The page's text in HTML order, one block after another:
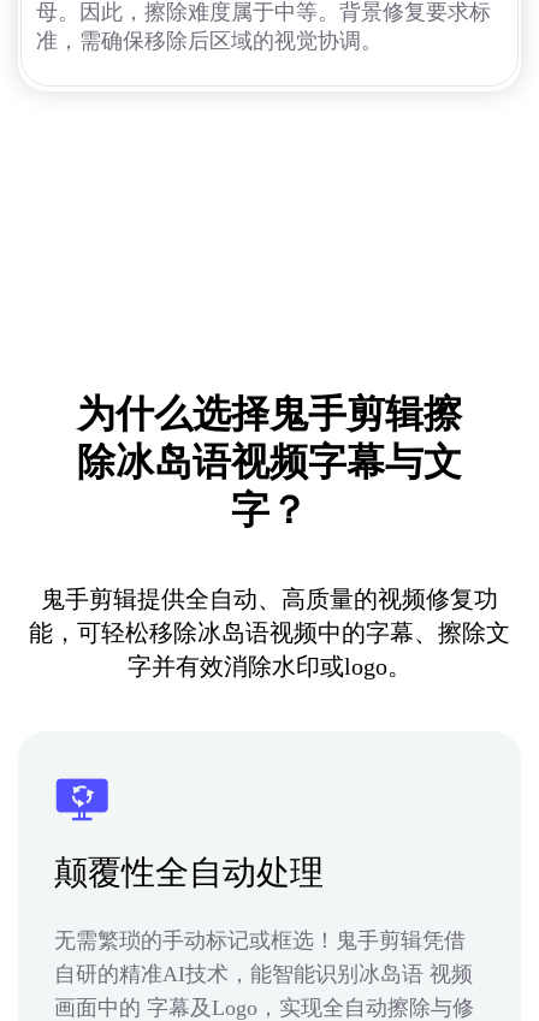
母。因此，擦除难度属于中等。背景修复要求标
准，需确保移除后区域的视觉协调。
为什么选择鬼手剪辑擦
除冰岛语视频字幕与文
字？
鬼手剪辑提供全自动、高质量的视频修复功
能，可轻松移除冰岛语视频中的字幕、擦除文
字并有效消除水印或logo。
颠覆性全自动处理
无需繁琐的手动标记或框选！鬼手剪辑凭借
自研的精准AI技术，能智能识别冰岛语 视频
画面中的 字幕及Logo，实现全自动擦除与修